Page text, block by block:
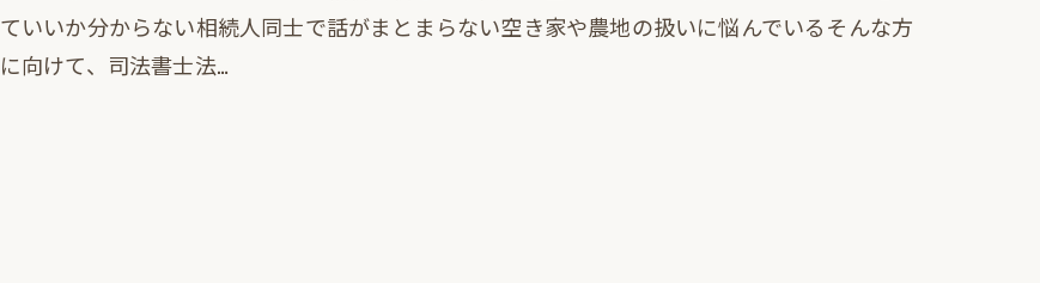
ていいか分からない相続人同士で話がまとまらない空き家や農地の扱いに悩んでいるそんな方
に向けて、司法書士法…